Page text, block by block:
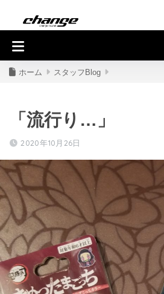
入庫車情報
ホーム スタッフBlog
「流行り…」
2020年10月26日